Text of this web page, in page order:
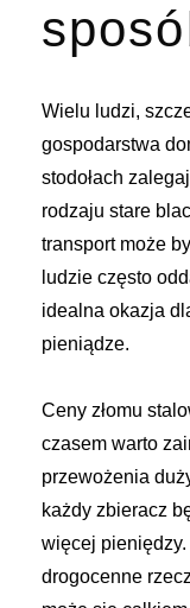
Wielu ludzi,
gospodarstwa
stodołach
rodzaju stare
transport może
ludzie często
idealna okazja
pieniądze.
Ceny złomu
czasem warto
przewożenia
każdy zbieracz
więcej
drogocenne